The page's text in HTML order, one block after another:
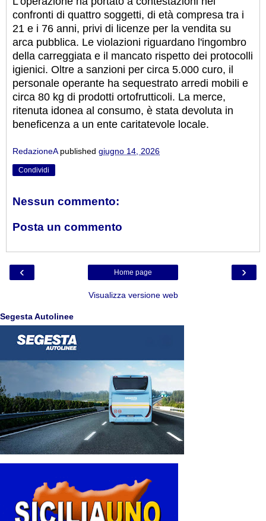
confronti di quattro soggetti, di età compresa tra i
21 e i 76 anni, privi di licenze per la vendita su
arca pubblica. Le violazioni riguardano l'ingombro
della carreggiata e il mancato rispetto dei protocolli
igienici. Oltre a sanzioni per circa 5.000 curo, il
personale operante ha sequestrato arredi mobili e
circa 80 kg di prodotti ortofrutticoli. La merce,
ritenuta idonea al consumo, è stata devoluta in
beneficenza a un ente caritatevole locale.
RedazioneA published giugno 14, 2026
Condividi
Nessun commento:
Posta un commento
‹ ›
Home page
Visualizza versione web
Segesta Autolinee